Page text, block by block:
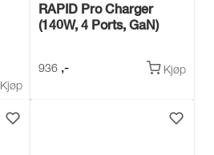
Kjøp
RAPID Pro Charger
(140W, 4 Ports, GaN)
936 ,- Kjøp